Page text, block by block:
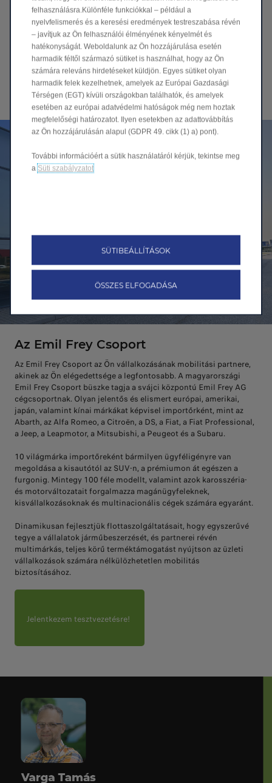
megoldásokat tegyünk elérhetővé, különös
tekintettel az elektromos járművek térnyerésére
és az üzemeltetési költségek csökkentésére.*
Részletek
Az Emil Frey Csoport
Az Emil Frey Csoport az Ön vállalkozásának mobilitási partnere,
akinek az Ön elégedettsége a legfontosabb. A magyarországi
Emil Frey Csoport büszke tagja a svájci központú Emil Frey AG
cégcsoportnak. Olyan jelentős és elismert európai, amerikai,
japán, valamint kínai márkákat képvisel importőrként, mint az
Abarth, az Alfa Romeo, a Citroën, a DS, a Fiat, a Fiat Professional,
a Jeep, a Leapmotor, a Mitsubishi, a Peugeot és a Subaru.
10 világmárka importőreként bármilyen ügyféligényre van
megoldása a kisautótól az SUV-n, a prémiumon át egészen a
furgonig. Mintegy 100 féle modellt, valamint azok karosszéria-
és motorváltozatait forgalmazza magánügyfeleknek,
kisvállalkozásoknak és multinacionális cégek számára egyaránt.
Dinamikusan fejlesztjük flottaszolgáltatásait, hogy egyszerűvé
tegye a vállalatok járműbeszerzését, és partnerei révén
multimárkás, teljes körű terméktámogatást nyújtson az üzleti
vállalkozások számára nélkülözhetetlen mobilitás
biztosításához.
Jelentkezem tesztvezetésre!
felhasználásra.Különféle funkciókkal – például a
nyelvfelismerés és a keresési eredmények testreszabása révén
– javítjuk az Ön felhasználói élményének kényelmét és
hatékonyságát. Weboldalunk az Ön hozzájárulása esetén
harmadik féltől származó sütiket is használhat, hogy az Ön
számára releváns hirdetéseket küldjön. Egyes sütiket olyan
harmadik felek kezelhetnek, amelyek az Európai Gazdasági
Térségen (EGT) kívüli országokban találhatók, és amelyek
esetében az európai adatvédelmi hatóságok még nem hoztak
megfelelőségi határozatot. Ilyen esetekben az adattovábbítás
az Ön hozzájárulásán alapul (GDPR 49. cikk (1) a) pont).
További információért a sütik használatáról kérjük, tekintse meg
a Süti szabályzatot
SÜTIBEÁLLÍTÁSOK
ÖSSZES ELFOGADÁSA